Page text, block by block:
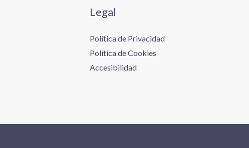
Legal
Política de Privacidad
Política de Cookies
Accesibilidad